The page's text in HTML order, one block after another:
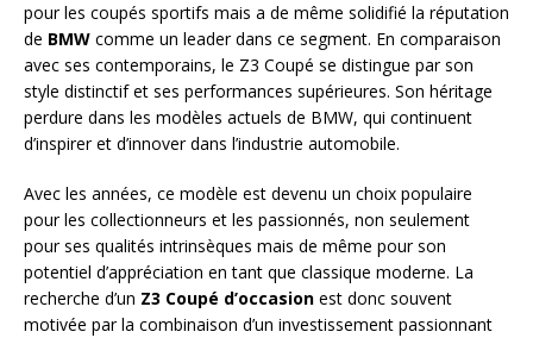
pour les coupés sportifs mais a de même solidifié la réputation
de BMW comme un leader dans ce segment. En comparaison
avec ses contemporains, le Z3 Coupé se distingue par son
style distinctif et ses performances supérieures. Son héritage
perdure dans les modèles actuels de BMW, qui continuent
d’inspirer et d’innover dans l’industrie automobile.
Avec les années, ce modèle est devenu un choix populaire
pour les collectionneurs et les passionnés, non seulement
pour ses qualités intrinsèques mais de même pour son
potentiel d’appréciation en tant que classique moderne. La
recherche d’un Z3 Coupé d’occasion est donc souvent
motivée par la combinaison d’un investissement passionnant